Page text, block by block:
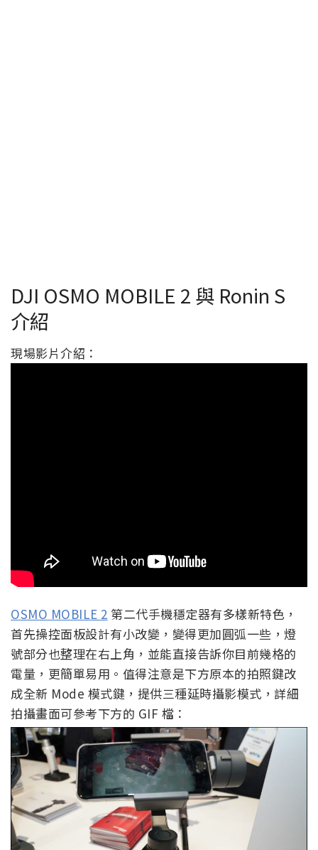
DJI OSMO MOBILE 2 與 Ronin S
介紹
現場影片介紹：
OSMO MOBILE 2 第二代手機穩定器有多樣新特色，
首先操控面板設計有小改變，變得更加圓弧一些，燈
號部分也整理在右上角，並能直接告訴你目前幾格的
電量，更簡單易用。值得注意是下方原本的拍照鍵改
成全新 Mode 模式鍵，提供三種延時攝影模式，詳細
拍攝畫面可參考下方的 GIF 檔：